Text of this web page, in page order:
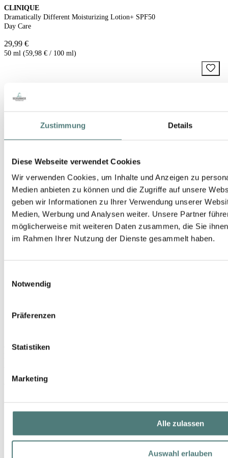
Zustimmung Details
Diese Webseite verwendet Cookies
Wir verwenden Cookies, um Inhalte und Anzeigen zu
Medien anbieten zu können und die Zugriffe auf unsere
geben wir Informationen zu Ihrer Verwendung unserer
Medien, Werbung und Analysen weiter. Unsere Partner
möglicherweise mit weiteren Daten zusammen, die Sie
im Rahmen Ihrer Nutzung der Dienste gesammelt haben.
Notwendig
Präferenzen
Statistiken
Marketing
Alle zulassen
Auswahl erlauben
CLINIQUE
Dramatically Different Moisturizing Lotion+ SPF50
Day Care
29,99 €
50 ml (59,98 € / 100 ml)
CLINIQUE
44,99 €